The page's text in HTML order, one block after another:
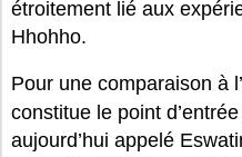
étroitement lié aux
Hhohho.
Pour une comparaison à
constitue le point
aujourd’hui appelé